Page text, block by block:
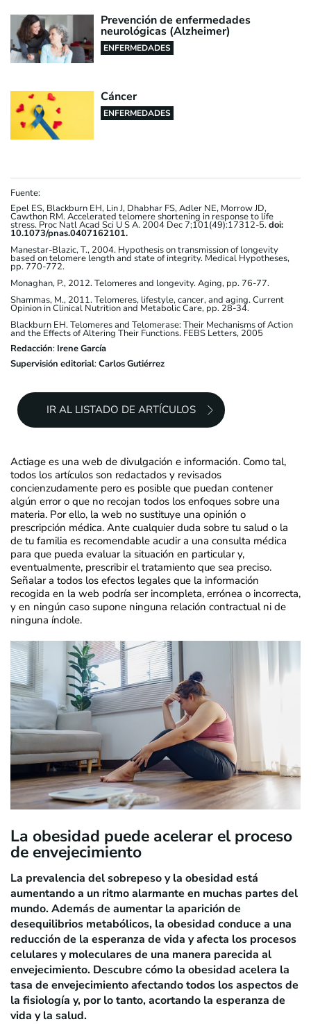
Prevención de enfermedades
neurológicas (Alzheimer)
ENFERMEDADES
Cáncer
ENFERMEDADES
Fuente:
Epel ES, Blackburn EH, Lin J, Dhabhar FS, Adler NE, Morrow JD,
Cawthon RM. Accelerated telomere shortening in response to life
stress. Proc Natl Acad Sci U S A. 2004 Dec 7;101(49):17312-5.doi:
10.1073/pnas.0407162101.
Manestar-Blazic, T., 2004. Hypothesis on transmission of longevity
based on telomere length and state of integrity. Medical Hypotheses,
pp. 770-772.
Monaghan, P., 2012. Telomeres and longevity. Aging, pp. 76-77.
Shammas, M., 2011. Telomeres, lifestyle, cancer, and aging. Current
Opinion in Clinical Nutrition and Metabolic Care, pp. 28-34.
Blackburn EH. Telomeres and Telomerase: Their Mechanisms of Action
and the Effects of Altering Their Functions. FEBS Letters, 2005
Redacción: Irene García
Supervisión editorial:Carlos Gutiérrez
IR AL LISTADO DE ARTÍCULOS
Actiage es una web de divulgación e información. Como tal,
todos los artículos son redactados y revisados
concienzudamente pero es posible que puedan contener
algún error o que no recojan todos los enfoques sobre una
materia. Por ello, la web no sustituye una opinión o
prescripción médica. Ante cualquier duda sobre tu salud o la
de tu familia es recomendable acudir a una consulta médica
para que pueda evaluar la situación en particular y,
eventualmente, prescribir el tratamiento que sea preciso.
Señalar a todos los efectos legales que la información
recogida en la web podría ser incompleta, errónea o incorrecta,
y en ningún caso supone ninguna relación contractual ni de
ninguna índole.
La obesidad puede acelerar el proceso
de envejecimiento
La prevalencia del sobrepeso y la obesidad está
aumentando a un ritmo alarmante en muchas partes del
mundo. Además de aumentar la aparición de
desequilibrios metabólicos, la obesidad conduce a una
reducción de la esperanza de vida y afecta los procesos
celulares y moleculares de una manera parecida al
envejecimiento. Descubre cómo la obesidad acelera la
tasa de envejecimiento afectando todos los aspectos de
la fisiología y, por lo tanto, acortando la esperanza de
vida y la salud.